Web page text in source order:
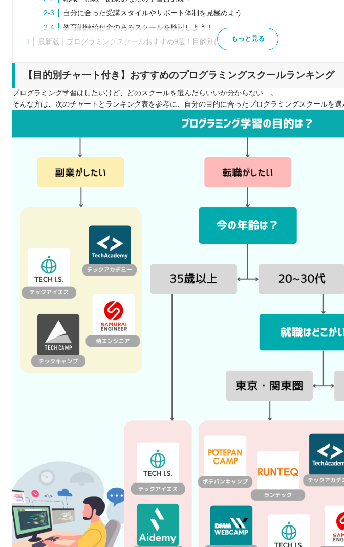
自分に合った受講スタイルやサポート体制を見極めよう
教育訓練給付金のあるスクールを検討しよう！
最新版｜プログラミングスクールおすすめ9選！目的別に紹介！
求人数に対してエンジニアの不足
小学校でもプログラミング学習が必修
業務効率改善へ向けて、DX化を進める企業が増えている
プログラミングスクールの転職保証について
自分の住んでるエリアでプログラミングスクールを探したい⭐️
九州 / 沖縄
もっと見る
【目的別チャート付き】おすすめのプログラミングスクールランキング
プログラミング学習はしたいけど、どのスクールを選んだらいいか分からない…。
そんな方は、次のチャートとランキング表を参考に、自分の目的に合ったプログラミングスクールを選